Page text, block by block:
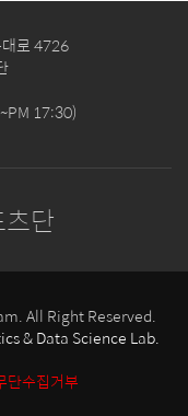
로 4726
17:30)
단
All Right Reserved.
& Data Science Lab.
단수집거부